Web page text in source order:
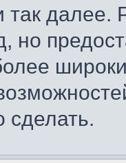
далее.
но
сделать.